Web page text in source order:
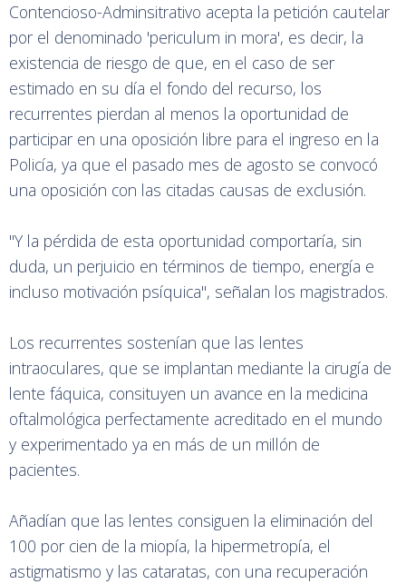
Contencioso-Adminsitrativo acepta la petición cautelar
por el denominado 'periculum in mora', es decir, la
existencia de riesgo de que, en el caso de ser
estimado en su día el fondo del recurso, los
recurrentes pierdan al menos la oportunidad de
participar en una oposición libre para el ingreso en la
Policía, ya que el pasado mes de agosto se convocó
una oposición con las citadas causas de exclusión.
"Y la pérdida de esta oportunidad comportaría, sin
duda, un perjuicio en términos de tiempo, energía e
incluso motivación psíquica", señalan los magistrados.
Los recurrentes sostenían que las lentes
intraoculares, que se implantan mediante la cirugía de
lente fáquica, consituyen un avance en la medicina
oftalmológica perfectamente acreditado en el mundo
y experimentado ya en más de un millón de
pacientes.
Añadían que las lentes consiguen la eliminación del
100 por cien de la miopía, la hipermetropía, el
astigmatismo y las cataratas, con una recuperación